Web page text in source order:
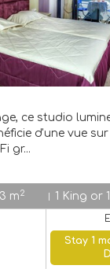
ce studio
d'une vue
gr...
m2 1 King or
Stay 1